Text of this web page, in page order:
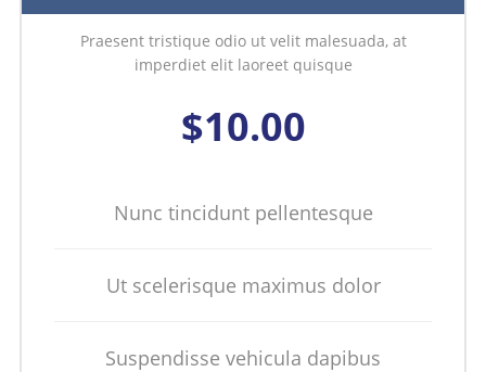
Praesent tristique odio ut velit malesuada, at
imperdiet elit laoreet quisque
$10.00
Nunc tincidunt pellentesque
Ut scelerisque maximus dolor
Suspendisse vehicula dapibus